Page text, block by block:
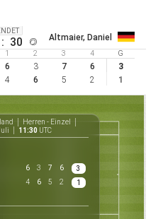
: 30 Altmaier, Daniel
1 2 3 4 G
6 3 7 6
3
4 6 5 2 1
Herren - Einzel
11:30 UTC
6 3 7 6
3
4 6 5 2 1